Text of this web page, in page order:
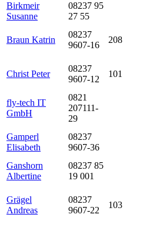
Birkmeir
Susanne
08237 95
27 55
Braun Katrin
08237
9607-16
208
Christ Peter
08237
9607-12
101
fly-tech IT
GmbH
0821
207111-
29
Gamperl
Elisabeth
08237
9607-36
Ganshorn
Albertine
08237 85
19 001
Grägel
Andreas
08237
9607-22
103